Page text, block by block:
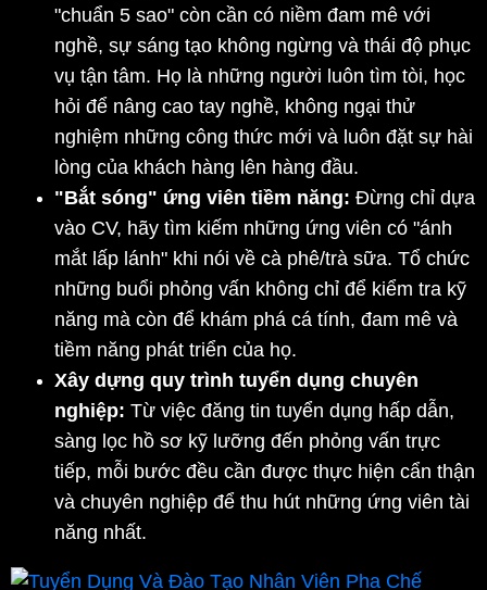
"chuẩn 5 sao" còn cần có niềm đam mê với
nghề, sự sáng tạo không ngừng và thái độ phục
vụ tận tâm. Họ là những người luôn tìm tòi, học
hỏi để nâng cao tay nghề, không ngại thử
nghiệm những công thức mới và luôn đặt sự hài
lòng của khách hàng lên hàng đầu.
"Bắt sóng" ứng viên tiềm năng: Đừng chỉ dựa
vào CV, hãy tìm kiếm những ứng viên có "ánh
mắt lấp lánh" khi nói về cà phê/trà sữa. Tổ chức
những buổi phỏng vấn không chỉ để kiểm tra kỹ
năng mà còn để khám phá cá tính, đam mê và
tiềm năng phát triển của họ.
Xây dựng quy trình tuyển dụng chuyên
nghiệp: Từ việc đăng tin tuyển dụng hấp dẫn,
sàng lọc hồ sơ kỹ lưỡng đến phỏng vấn trực
tiếp, mỗi bước đều cần được thực hiện cẩn thận
và chuyên nghiệp để thu hút những ứng viên tài
năng nhất.